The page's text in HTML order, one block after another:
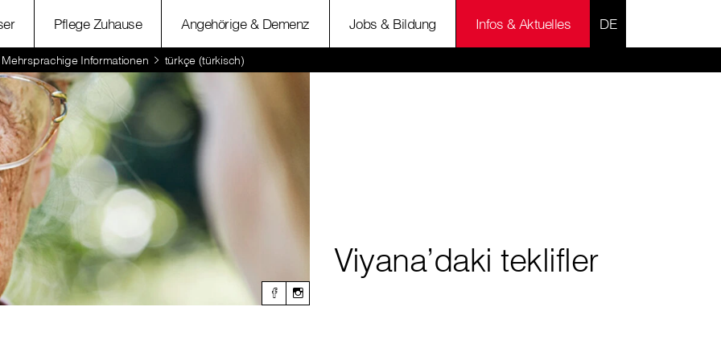
Pflege Zuhause Angehörige & Demenz Jobs & Bildung Infos & Aktuelles SPRACHE
Mehrsprachige Informationen türkçe (türkisch)
Viyana’daki teklifler